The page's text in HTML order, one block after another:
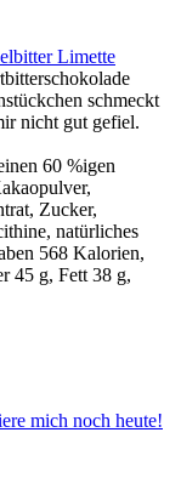
schmeckt
nicht gut gefiel.
60 %igen
Zucker,
natürliches
568 Kalorien,
45 g, Fett 38 g,
mich noch heute!